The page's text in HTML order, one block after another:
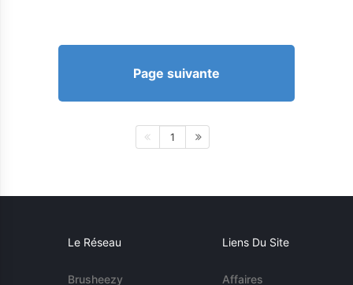
Page suivante
1
Le Réseau
Brusheezy
Liens Du Site
Affaires